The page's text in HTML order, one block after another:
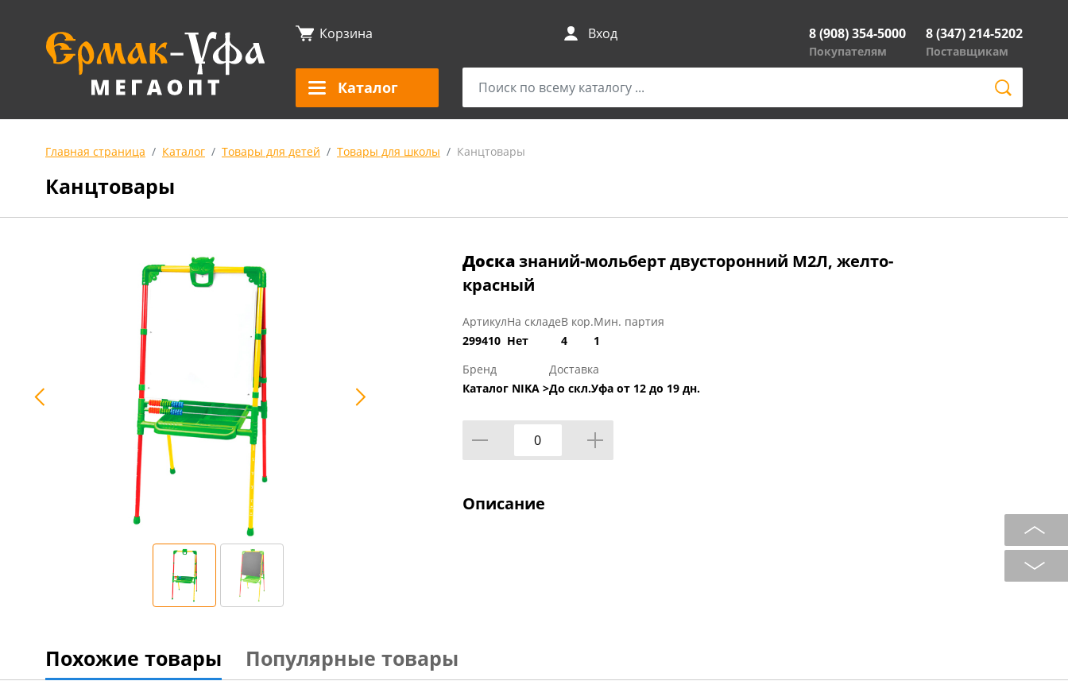
Корзина Вход 8 (908) 354-5000
Покупателям
8 (347) 214-5202
Поставщикам
Каталог
Главная страница Каталог Товары для детей Товары для школы Канцтовары
Канцтовары
Досказнаний-мольберт двусторонний М2Л, желто-
красный
Артикул
299410
На складе
Нет
В кор.
4
Мин. партия
1
Бренд
Каталог NIKA >
Доставка
До скл.Уфа от 12 до 19 дн.
Описание
Похожие товары Популярные товары